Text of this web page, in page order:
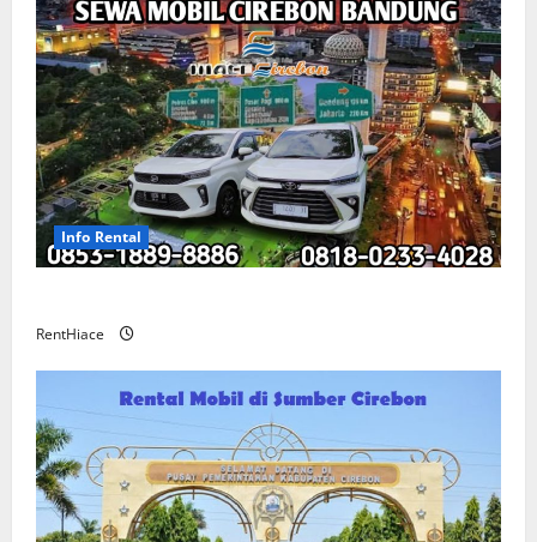
Info Rental
RentHiace